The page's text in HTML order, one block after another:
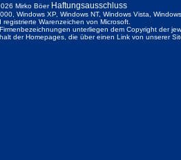
Mirko Böer Haftungsausschluss
Windows XP, Windows NT, Windows Vista,
registrierte Warenzeichen von Microsoft.
unterliegen dem Copyright der
der Homepages, die über einen Link von unserer